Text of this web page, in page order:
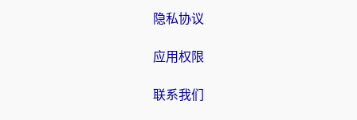
隐私协议
应用权限
联系我们